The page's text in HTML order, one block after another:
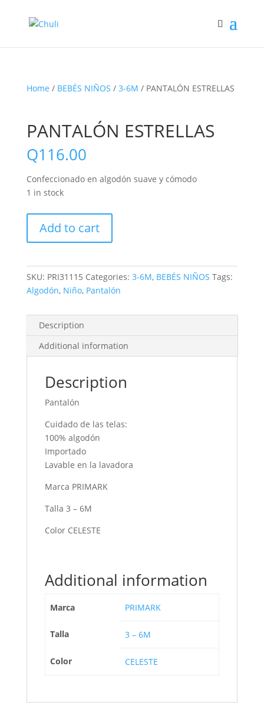
Home / BEBÉS NIÑOS / 3-6M / PANTALÓN ESTRELLAS
PANTALÓN ESTRELLAS
Q116.00
Confeccionado en algodón suave y cómodo
1 in stock
ESTRELLAS
quantity
Add to cart
SKU: PRI31115 Categories: 3-6M, BEBÉS NIÑOS Tags:
Algodón, Niño, Pantalón
Description
Additional information
Description
Pantalón
Cuidado de las telas:
100% algodón
Importado
Lavable en la lavadora
Marca PRIMARK
Talla 3 – 6M
Color CELESTE
Additional information
Marca PRIMARK
Talla 3 – 6M
Color CELESTE